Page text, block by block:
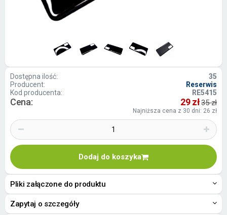
Dostępna ilość:
35
Producent:
Reserwis
Kod producenta:
RE5415
Cena: 29 zł35 zł
Najniższa cena z 30 dni: 26 zł
Dodaj do koszyka
Pliki załączone do produktu
Zapytaj o szczegóły